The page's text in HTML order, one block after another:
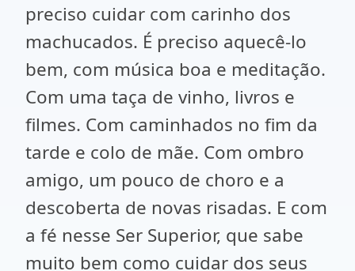
preciso cuidar com carinho dos
machucados. É preciso aquecê-lo
bem, com música boa e meditação.
Com uma taça de vinho, livros e
filmes. Com caminhados no fim da
tarde e colo de mãe. Com ombro
amigo, um pouco de choro e a
descoberta de novas risadas. E com
a fé nesse Ser Superior, que sabe
muito bem como cuidar dos seus